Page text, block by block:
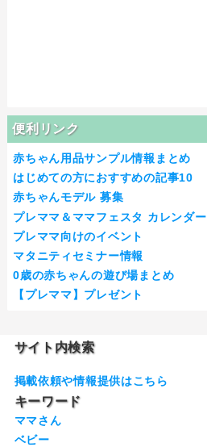
便利リンク
赤ちゃん用品サンプル情報まとめ
はじめての方におすすめの記事10
赤ちゃんモデル 募集
プレママ＆ママフェスタ カレンダー
プレママ向けのイベント
マタニティセミナー情報
0歳の赤ちゃんの遊び場まとめ
【プレママ】プレゼント
サイト内検索
掲載依頼や情報提供はこちら
キーワード
ママさん
ベビー